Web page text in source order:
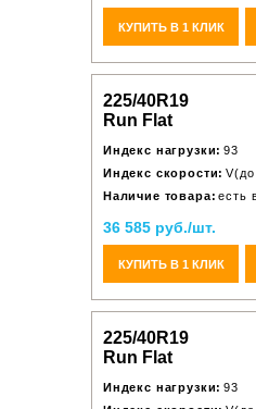
КУПИТЬ В 1 КЛИК
225/40R19
Run Flat
Индекс нагрузки: 93
Индекс скорости:
Наличие товара: есть
36 585 руб./шт.
КУПИТЬ В 1 КЛИК
225/40R19
Run Flat
Индекс нагрузки: 93